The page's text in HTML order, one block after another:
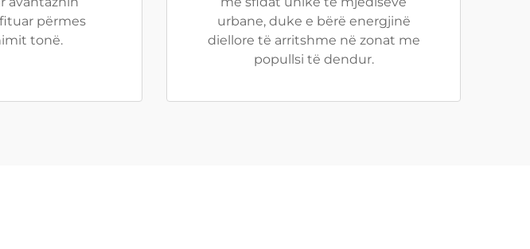
përmes
tonë.
urbane, duke e bërë energjinë
diellore të arritshme në zonat me
popullsi të dendur.